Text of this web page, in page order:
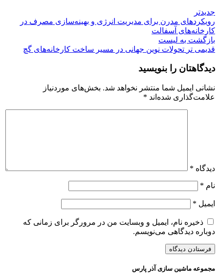
جدیدتر
رویکردهای مدرن برای مدیریت انرژی و بهینه‌سازی مصرف در
کارخانه‌های آسفالت
بازگشت به لیست
قدیمی تر تحولات نوین جهانی در مسیر ساخت کارخانه‌های گچ
دیدگاهتان را بنویسید
نشانی ایمیل شما منتشر نخواهد شد. بخش‌های موردنیاز
علامت‌گذاری شده‌اند *
دیدگاه *
نام *
ایمیل *
ذخیره نام، ایمیل و وبسایت من در مرورگر برای زمانی که
دوباره دیدگاهی می‌نویسم.
مجموعه ماشین سازی آذر پارس